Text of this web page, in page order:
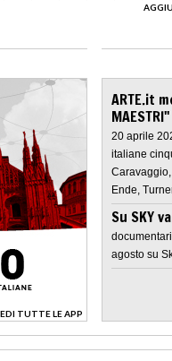
TUTTE LE APP
ARTE.it
20 aprile
italiane
Ende,
Su SKY
agosto su